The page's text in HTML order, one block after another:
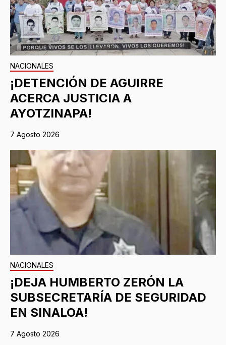
NACIONALES
¡DETENCIÓN DE AGUIRRE
ACERCA JUSTICIA A
AYOTZINAPA!
7 Agosto 2026
NACIONALES
¡DEJA HUMBERTO ZERÓN LA
SUBSECRETARÍA DE SEGURIDAD
EN SINALOA!
7 Agosto 2026